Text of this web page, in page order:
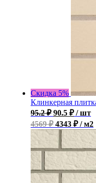
Скидка 5%
Клинкерная
95.2₽ 90.5 ₽ / шт
4569 ₽4343 ₽ / м2